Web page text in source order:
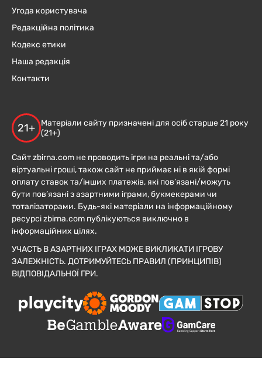
Угода користувача
Редакційна політика
Кодекс етики
Наша редакція
Контакти
21+
Матеріали сайту призначені для осіб старше 21 року
(21+)
Сайт zbirna.com не проводить ігри на реальні та/або
віртуальні гроші, також сайт не приймає ні в якій формі
оплату ставок та/інших платежів, які пов’язані/можуть
бути пов’язані з азартними іграми, букмекерами чи
тоталізаторами. Будь-які матеріали на інформаційному
ресурсі zbirna.com публікуються виключно в
інформаційних цілях.
УЧАСТЬ В АЗАРТНИХ ІГРАХ МОЖЕ ВИКЛИКАТИ ІГРОВУ
ЗАЛЕЖНІСТЬ. ДОТРИМУЙТЕСЬ ПРАВИЛ (ПРИНЦИПІВ)
ВІДПОВІДАЛЬНОЇ ГРИ.